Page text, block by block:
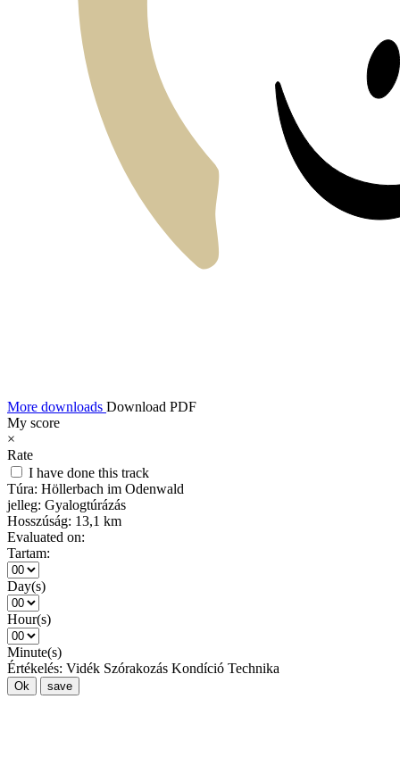
More downloads Download PDF
My score
×
Rate
I have done this track
Túra: Höllerbach im Odenwald
jelleg: Gyalogtúrázás
Hosszúság: 13,1 km
Evaluated on:
Tartam:
Day(s)
Hour(s)
Minute(s)
Értékelés: Vidék Szórakozás Kondíció Technika
Ok save